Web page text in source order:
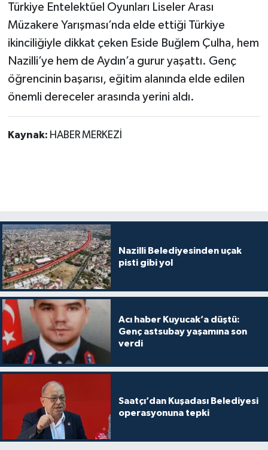
Türkiye Entelektüel Oyunları Liseler Arası
Müzakere Yarışması’nda elde ettiği Türkiye
ikinciliğiyle dikkat çeken Eside Buğlem Çulha, hem
Nazilli’ye hem de Aydın’a gurur yaşattı. Genç
öğrencinin başarısı, eğitim alanında elde edilen
önemli dereceler arasında yerini aldı.
Kaynak: HABER MERKEZİ
Nazilli Belediyesinden uçak
pisti gibi yol
Acı haber Kuyucak’a düştü:
Genç astsubay yaşamına son
verdi
Saatçı’dan Kuşadası Belediyesi
operasyonuna tepki